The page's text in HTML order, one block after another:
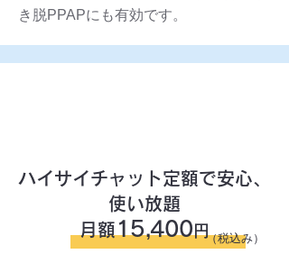
き脱PPAPにも有効です。
ハイサイチャット定額で安心、
使い放題
月額 15,400 円（税込み）